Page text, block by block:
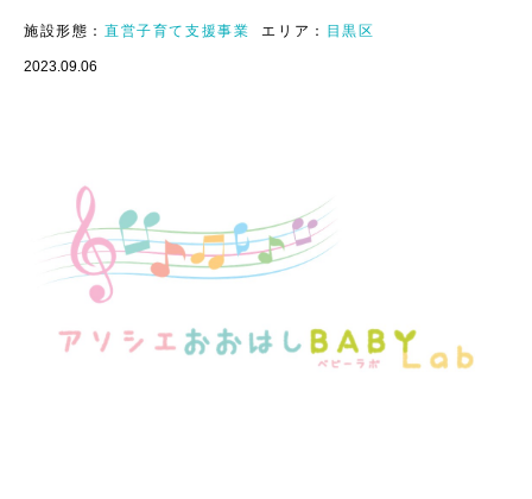
施設形態： 直営子育て支援事業 エリア： 目黒区
2023.09.06